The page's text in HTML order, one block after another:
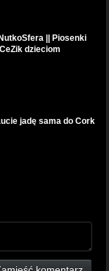
|| Piosenki
dzieciom
jadę sama do Cork